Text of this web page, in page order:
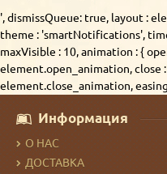
', dismissQueue: true, layout :
theme : 'smartNotifications',
maxVisible : 10, animation : {
element.open_animation, close
element.close_animation,
Информация
О НАС
ДОСТАВКА